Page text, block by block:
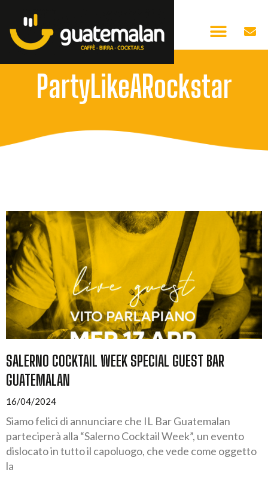
PartyLikeARockstar
SALERNO COCKTAIL WEEK SPECIAL GUEST BAR
GUATEMALAN
16/04/2024
Siamo felici di annunciare che IL Bar Guatemalan
parteciperà alla “Salerno Cocktail Week”, un evento
dislocato in tutto il capoluogo, che vede come oggetto
la